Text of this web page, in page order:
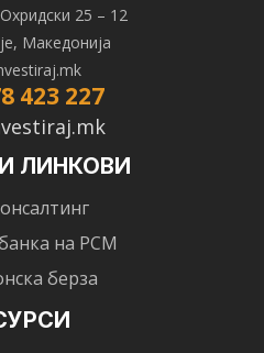
25 – 12
Македонија
423 227
ЛИНКОВИ
на РСМ
берза